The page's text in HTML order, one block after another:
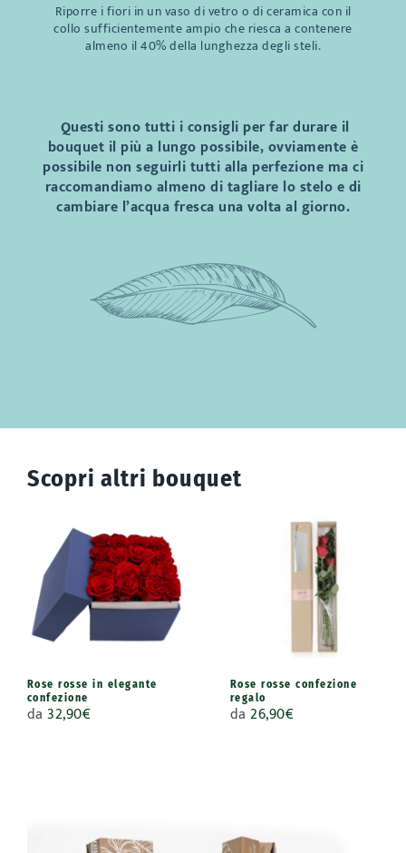
Riporre i fiori in un vaso di vetro o di ceramica con il
collo sufficientemente ampio che riesca a contenere
almeno il 40% della lunghezza degli steli.
Questi sono tutti i consigli per far durare il
bouquet il più a lungo possibile, ovviamente è
possibile non seguirli tutti alla perfezione ma ci
raccomandiamo almeno di tagliare lo stelo e di
cambiare l’acqua fresca una volta al giorno.
Scopri altri bouquet
Rose rosse in elegante
confezione
da32,90€
Rose rosse confezione
regalo
da26,90€